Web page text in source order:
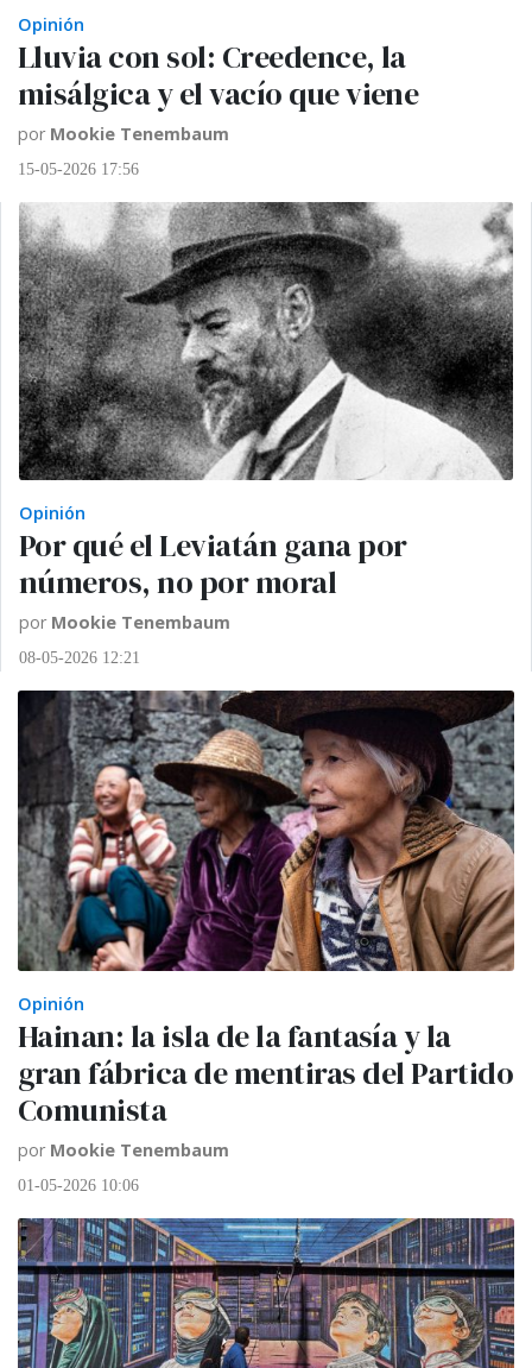
Opinión
Lluvia con sol: Creedence, la
misálgica y el vacío que viene
por Mookie Tenembaum
15-05-2026 17:56
Opinión
Por qué el Leviatán gana por
números, no por moral
por Mookie Tenembaum
08-05-2026 12:21
Opinión
Hainan: la isla de la fantasía y la
gran fábrica de mentiras del Partido
Comunista
por Mookie Tenembaum
01-05-2026 10:06